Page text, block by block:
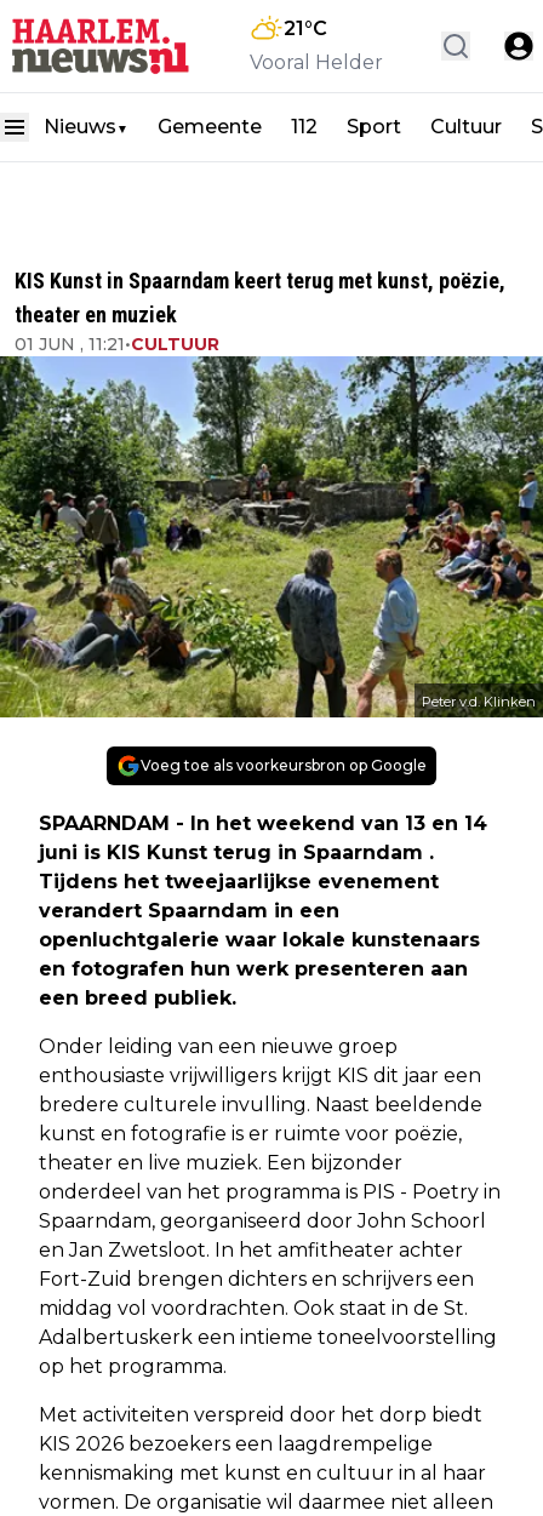
21°C
Vooral Helder
Nieuws ▼ Gemeente 112 Sport Cultuur
KIS Kunst in Spaarndam keert terug met kunst, poëzie,
theater en muziek
01 JUN , 11:21•CULTUUR
Peter v.d. Klinken
Voeg toe als voorkeursbron op Google
SPAARNDAM - In het weekend van 13 en 14
juni is KIS Kunst terug in Spaarndam .
Tijdens het tweejaarlijkse evenement
verandert Spaarndam in een
openluchtgalerie waar lokale kunstenaars
en fotografen hun werk presenteren aan
een breed publiek.
Onder leiding van een nieuwe groep
enthousiaste vrijwilligers krijgt KIS dit jaar een
bredere culturele invulling. Naast beeldende
kunst en fotografie is er ruimte voor poëzie,
theater en live muziek. Een bijzonder
onderdeel van het programma is PIS - Poetry in
Spaarndam, georganiseerd door John Schoorl
en Jan Zwetsloot. In het amfitheater achter
Fort-Zuid brengen dichters en schrijvers een
middag vol voordrachten. Ook staat in de St.
Adalbertuskerk een intieme toneelvoorstelling
op het programma.
Met activiteiten verspreid door het dorp biedt
KIS 2026 bezoekers een laagdrempelige
kennismaking met kunst en cultuur in al haar
vormen. De organisatie wil daarmee niet alleen